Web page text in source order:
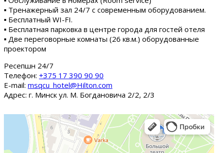
▪ Тренажерный зал 24/7 с современным оборудованием.
▪ Бесплатный WI-FI.
▪ Бесплатная парковка в центре города для гостей отеля
▪ Две переговорные комнаты (26 кв.м.) оборудованные
проектором
Ресепшн 24/7
Tелефон: +375 17 390 90 90
E-mail: msqcu_hotel@Hilton.com
Адрес: г. Минск ул. М. Богдановича 2/2, 2/3